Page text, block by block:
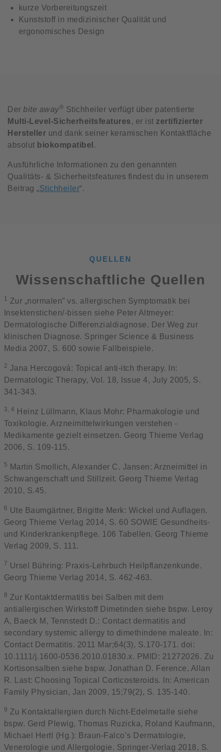
kurze Vorbereitungszeit
Kunststoff in medizinischer Qualität und
ergonomisches Design
Der bite away® Stichheiler verfügt über patentierte
Multi-Level-Sicherheitsfeatures, er ist zertifizierter
Hersteller und dank seiner keramischen Kontaktfläche
absolut biokompatibel .
Ausführliche Informationen zu den genannten
Qualitäts- & Sicherheitsfeatures findest du in unserem
Beitrag „Stichheiler“.
QUELLEN
Wissenschaftliche Quellen
1 Zur „normalen” vs. allergischen Symptomatik bei
Insektenstichen/-bissen siehe Peter Altmeyer:
Dermatologische Differenzialdiagnose. Der Weg zur
klinischen Diagnose. Springer Science & Business
Media 2007, S. 600 sowie Fallbeispiele.
2 Jana Hercogová: Topical anti‐itch therapy. In:
Dermatologic Therapy, Vol. 18, Issue 4, July 2005, S.
341-343.
3, 4
Heinz Lüllmann, Klaus Mohr: Pharmakologie und
Toxikologie. Arzneimittelwirkungen verstehen -
Medikamente gezielt einsetzen. Georg Thieme Verlag
2006, S. 109-115.
5
Martin Smollich, Alexander C. Jansen: Arzneimittel in
Schwangerschaft und Stillzeit. Georg Thieme Verlag
2010, S.45.
6 Ute Baumgärtner, Brigitte Merk: Wickel und Auflagen.
Georg Thieme Verlag 2014, S. 60 SOWIE Gesundheits-
und Kinderkrankenpflege. 106 Tabellen. Georg Thieme
Verlag 2009, S. 111.
7 Ursel Bühring: Praxis-Lehrbuch Heilpflanzenkunde.
Georg Thieme Verlag 2014, S. 462-463.
8 Zur Kontaktdermatitis bei Salben mit dem
antiallergischen Wirkstoff Dimetinden siehe bspw. Leroy
A, Baeck M, Tennstedt D.: Contact dermatitis and
secondary systemic allergy to dimethindene maleate. In:
Contact Dermatitis. 2011 Mar;64(3), S.170-171. doi:
10.1111/j.1600-0536.2010.01830.x. PMID: 21272026. Zu
Kortisonsalben siehe bspw. Jonathan D. Ference, Allan
R. Last: Choosing Topical Corticosteroids. In: American
Family Physician, Jan 2009, 15;79(2), S. 135-140.
9 Zu Kontaktallergien durch Nicht-Edelmetalle siehe
bspw. Gerd Plewig, Thomas Ruzicka, Roland Kaufmann,
Michael Hertl (Hg.): Braun-Falco’s Dermatologie,
Venerologie und Allergologie. Springer-Verlag 2018, S.